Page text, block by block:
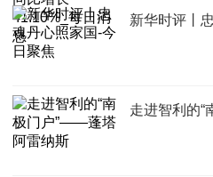
新华时评丨
走进智利的